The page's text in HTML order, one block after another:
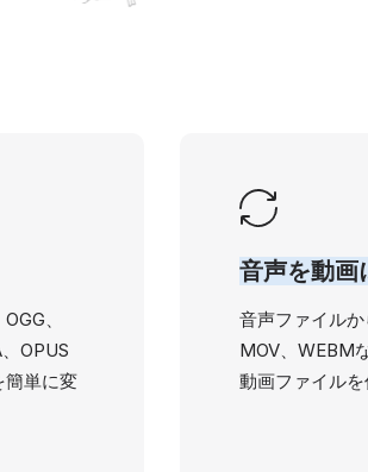
、
OPUS
簡単に変
音声を動画
音声ファイルか
MOV、WEBM
動画ファイルを